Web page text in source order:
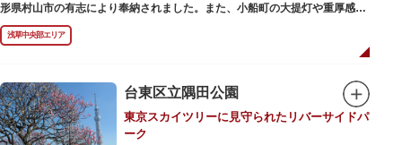
形県村山市の有志により奉納されました。また、小船町の大提灯や重厚感あ
ふれる吊灯篭も存在感を放ち、参拝客を迎えてくれます。
宝蔵門は、平安時代、武蔵守に任命された平公雅（たいらのきみまさ）によ
在の門は1964年にホテルニューオオタニ創始者・大谷米太郎の寄進により本
瓦葺きで再建された（2007年チタン瓦に葺き替え）楼門です。上層部には仏
教の経典である『元版⼀切経（げんばんいっさいきょう）』や寺宝が収蔵さ
れています。
浅草中央部エリア
台東区立隅田公園
東京スカイツリーに見守られたリバーサイドパ
ーク